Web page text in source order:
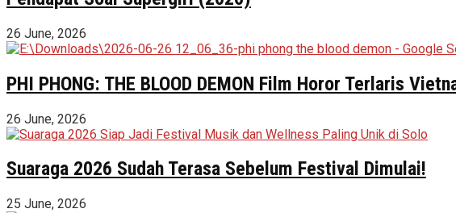
26 June, 2026
PHI PHONG: THE BLOOD DEMON Film Horor Terlaris
26 June, 2026
Suaraga 2026 Sudah Terasa Sebelum Festival Dimulai!
25 June, 2026